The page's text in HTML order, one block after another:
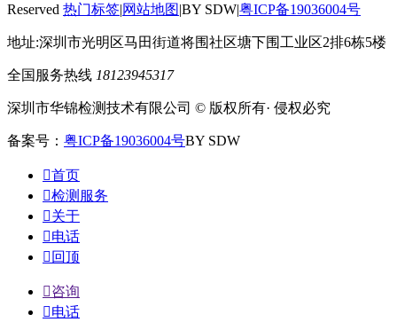
Reserved 热门标签|网站地图|BY SDW|粤ICP备19036004号
地址:深圳市光明区马田街道将围社区塘下围工业区2排6栋5楼
全国服务热线 18123945317
深圳市华锦检测技术有限公司 © 版权所有· 侵权必究
备案号： 粤ICP备19036004号BY SDW
首页
检测服务
关于
电话
 回顶
咨询
电话